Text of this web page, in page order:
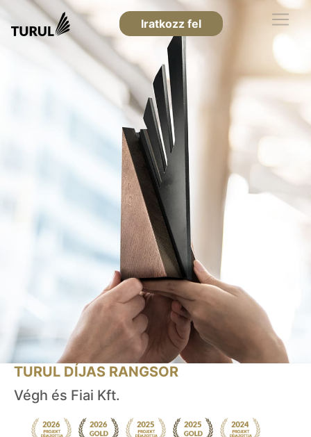
Iratkozz fel
TURUL DÍJAS RANGSOR
Végh és Fiai Kft.